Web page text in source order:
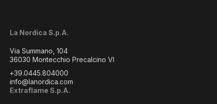
La Nordica S.p.A.
Via Summano, 104
36030 Montecchio Precalcino VI
+39.0445.804000
info@lanordica.com
Extraflame S.p.A.